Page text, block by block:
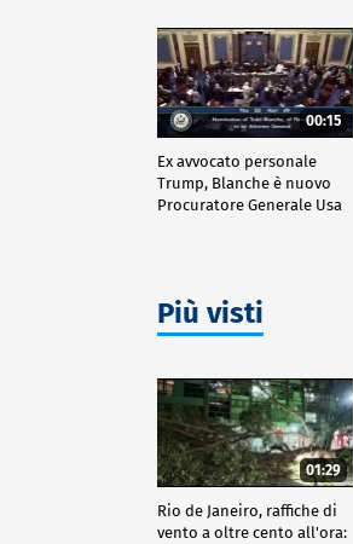
00:15
Ex avvocato personale
Trump, Blanche è nuovo
Procuratore Generale Usa
Più visti
01:29
Rio de Janeiro, raffiche di
vento a oltre cento all'ora: